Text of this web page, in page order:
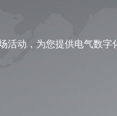
活动，为您提供电气数字